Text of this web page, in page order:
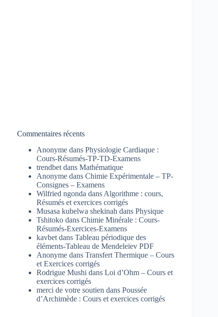
Commentaires récents
Anonyme dans Physiologie Cardiaque :
Cours-Résumés-TP-TD-Examens
trendbet dans Mathématique
Anonyme dans Chimie Expérimentale – TP-
Consignes – Examens
Wilfried ngonda dans Algorithme : cours,
Résumés et exercices corrigés
Musasa kubelwa shekinah dans Physique
Tshitoko dans Chimie Minérale : Cours-
Résumés-Exercices-Examens
kavbet dans Tableau périodique des
éléments-Tableau de Mendeleïev PDF
Anonyme dans Transfert Thermique – Cours
et Exercices corrigés
Rodrigue Mushi dans Loi d’Ohm – Cours et
exercices corrigés
merci de votre soutien dans Poussée
d’Archimède : Cours et exercices corrigés